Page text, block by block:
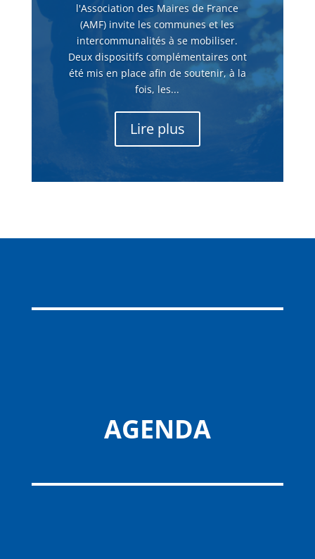
l'Association des Maires de France
(AMF) invite les communes et les
intercommunalités à se mobiliser.
Deux dispositifs complémentaires ont
été mis en place afin de soutenir, à la
fois, les...
Lire plus
AGENDA